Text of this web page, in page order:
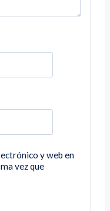
y web en
vez que